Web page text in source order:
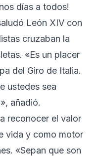
días a todos!
León XIV con
cruzaban la
«Es un placer
del Giro de Italia.
ustedes sea
añadió.
reconocer el valor
vida y como motor
«Sepan que son